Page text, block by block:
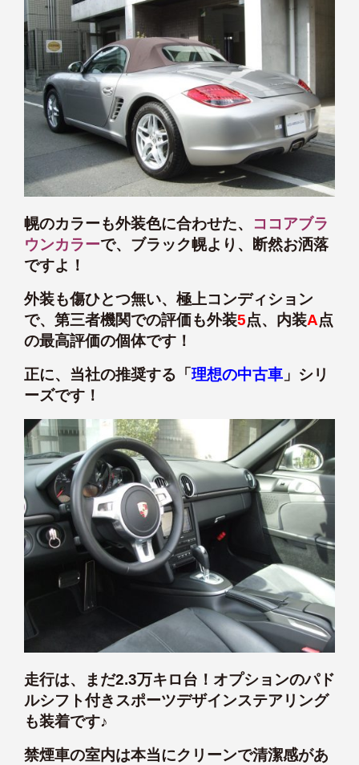
幌のカラーも外装色に合わせた、 ココアブラ
ウンカラーで、ブラック幌より、断然お洒落
ですよ！
外装も傷ひとつ無い、極上コンディション
で、第三者機関での評価も外装5点、内装A点
の最高評価の個体です！
正に、当社の推奨する「 理想の中古車 」シリ
ーズです！
走行は、まだ2.3万キロ台！オプションのパド
ルシフト付きスポーツデザインステアリング
も装着です♪
禁煙車の室内は本当にクリーンで清潔感があ